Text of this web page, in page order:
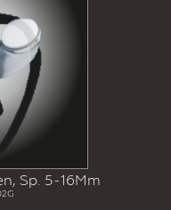
Sp. 5-16Mm